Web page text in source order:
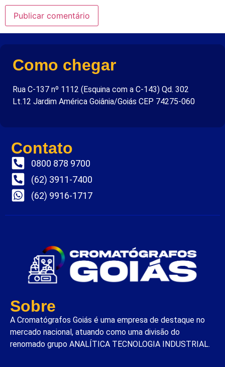
Como chegar
Rua C-137 nº 1112 (Esquina com a C-143) Qd. 302
Lt.12 Jardim América Goiânia/Goiás CEP 74275-060
Contato
0800 878 9700
(62) 3911-7400
(62) 9916-1717
Sobre
A Cromatógrafos Goiás é uma empresa de destaque no
mercado nacional, atuando como uma divisão do
renomado grupo ANALÍTICA TECNOLOGIA INDUSTRIAL.